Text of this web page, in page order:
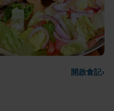
開啟食記›